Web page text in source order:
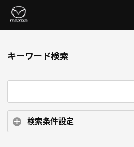
キーワード検索
検索条件設定